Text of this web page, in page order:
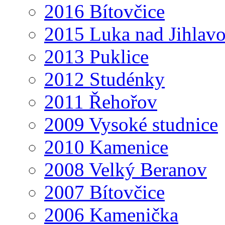
2016 Bítovčice
2015 Luka nad
2013 Puklice
2012 Studénky
2011 Řehořov
2009 Vysoké studnice
2010 Kamenice
2008 Velký Beranov
2007 Bítovčice
2006 Kamenička